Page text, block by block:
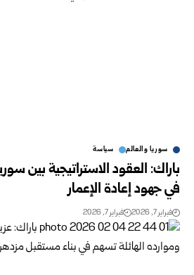
سوريا والعالم سياسة
باراك: العقود الاستراتيجية بين
في جهود إعادة الإعمار
فبراير 7, 2026 فبراير 7, 2026